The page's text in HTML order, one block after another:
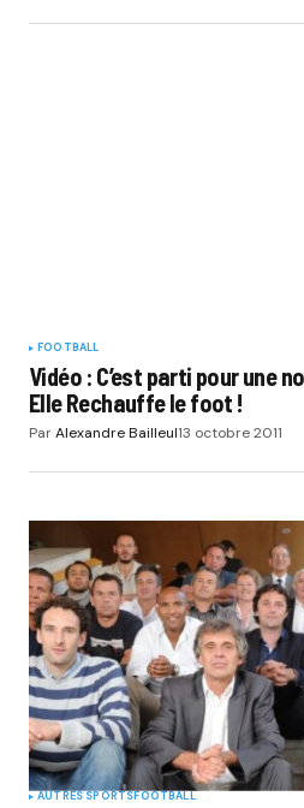
FOOTBALL
Vidéo : C’est parti pour une
Elle Rechauffe le foot !
ParAlexandre Bailleul13 octobre 2011
AUTRES SPORTSFOOTBALL